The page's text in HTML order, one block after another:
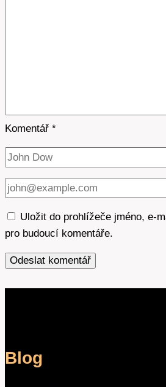
Komentář *
Uložit do prohlížeče jméno, e-
pro budoucí komentáře.
Blog